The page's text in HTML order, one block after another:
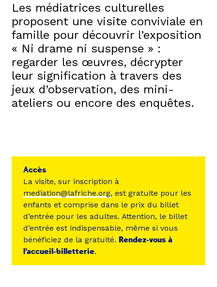
Les médiatrices culturelles
proposent une visite conviviale en
famille pour découvrir l’exposition
« Ni drame ni suspense » :
regarder les œuvres, décrypter
leur signification à travers des
jeux d’observation, des mini-
ateliers ou encore des enquêtes.
Accès
La visite, sur inscription à
mediation@lafriche.org, est gratuite pour les
enfants et comprise dans le prix du billet
d’entrée pour les adultes. Attention, le billet
d’entrée est indispensable, même si vous
bénéficiez de la gratuité. Rendez-vous à
l’accueil-billetterie.